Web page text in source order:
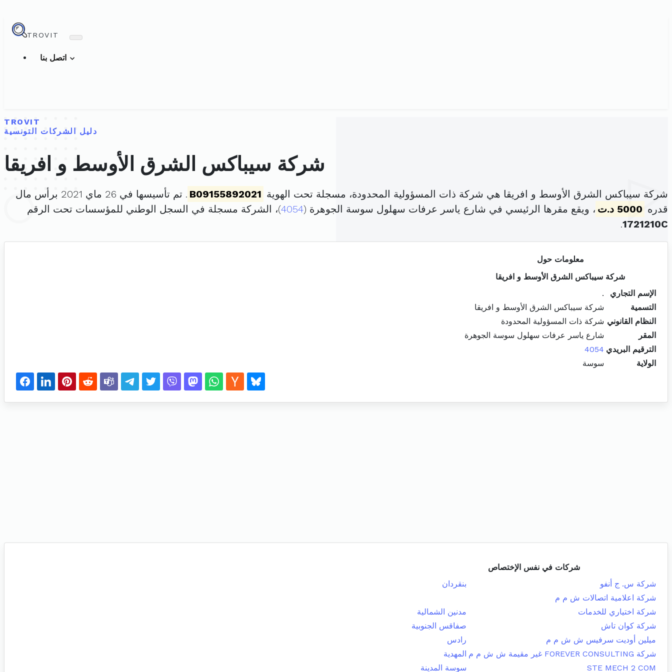
TROVIT
TROVIT
دليل الشركات التونسية
شركة سيباكس الشرق الأوسط و افريقا
شركة سيباكس الشرق الأوسط و افريقا هي شركة ذات المسؤولية المحدودة، مسجلة تحت الهوية B09155892021
. تم تأسيسها في 26 ماي 2021 برأس مال
قدره 5000 د.ت ، ويقع مقرها الرئيسي في شارع ياسر عرفات سهلول سوسة الجوهرة (4054)، الشركة مسجلة في السجل الوطني للمؤسسات تحت الرقم
1721210C
.
معلومات حول
شركة سيباكس الشرق الأوسط و افريقا
الإسم التجاري
.
التسمية
شركة سيباكس الشرق الأوسط و افريقا
النظام القانوني شركة ذات المسؤولية المحدودة
المقر
شارع ياسر عرفات سهلول سوسة الجوهرة
الترقيم البريدي 4054
الولاية
سوسة
شركات في نفس الإختصاص
شركة س. ج أنفو
بنقردان
شركة اعلامية اتصالات ش م م
شركة اختياري للخدمات
مدنين الشمالية
شركة كوان تاش
صفاقس الجنوبية
ميلين أوديت سرفيس ش ش م م
رادس
شركة FOREVER CONSULTING غير مقيمة ش ش م م
المهدية
STE MECH 2 COM
سوسة المدينة